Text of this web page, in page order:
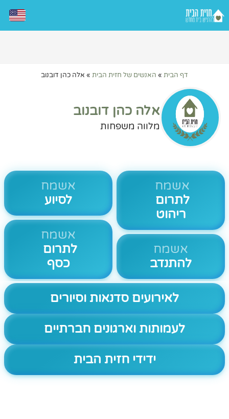
דף הבית » האנשים של חזית הבית » אלה כהן דובנוב
אלה כהן דובנוב
מלווה משפחות
אשמח
לתרום
ריהוט
אשמח
להתנדב
אשמח
לסיוע
אשמח
לתרום
כסף
לאירועים סדנאות וסיורים
לעמותות וארגונים חברתיים
ידידי חזית הבית